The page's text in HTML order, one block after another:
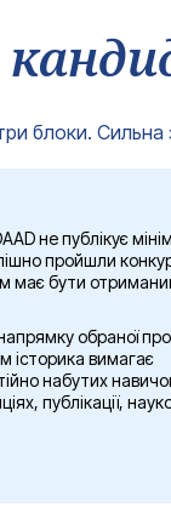
оформленні
від програми та
з
блоки. Сильна
не публікує
пройшли
має бути
обраної
історика вимагає
набутих
публікації,